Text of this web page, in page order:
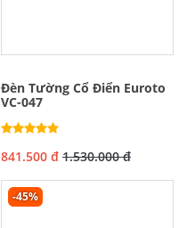
Đèn Tường Cổ Điển Euroto
VC-047
841.500 đ 1.530.000 đ
-45%